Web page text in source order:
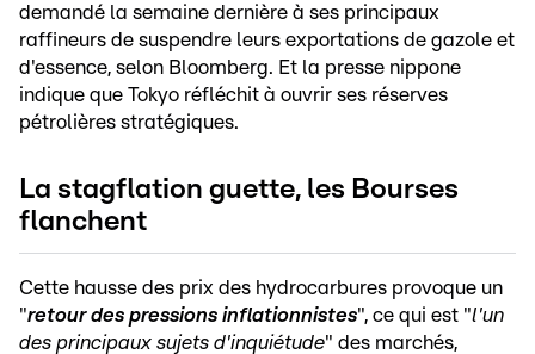
demandé la semaine dernière à ses principaux
raffineurs de suspendre leurs exportations de gazole et
d'essence, selon Bloomberg. Et la presse nippone
indique que Tokyo réfléchit à ouvrir ses réserves
pétrolières stratégiques.
La stagflation guette, les Bourses
flanchent
Cette hausse des prix des hydrocarbures provoque un
"retour des pressions inflationnistes", ce qui est "l'un
des principaux sujets d'inquiétude" des marchés,